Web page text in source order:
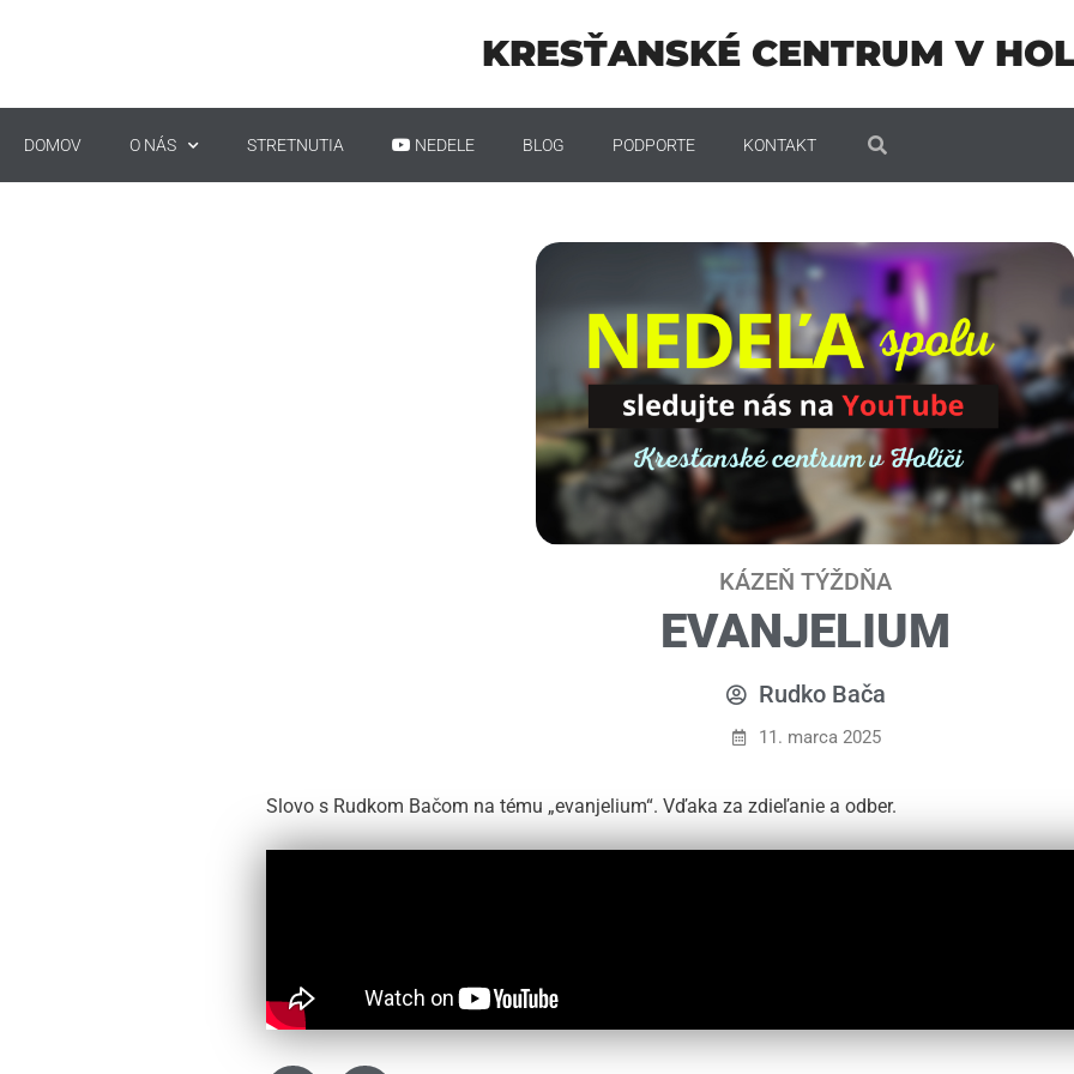
KRESŤANSKÉ CENTRUM V
DOMOV O NÁS STRETNUTIA NEDELE BLOG PODPORTE KONTAKT
KÁZEŇ TÝŽDŇA
EVANJELIUM
Rudko Bača
11. marca 2025
Slovo s Rudkom Bačom na tému „evanjelium“. Vďaka za zdieľanie a odber.